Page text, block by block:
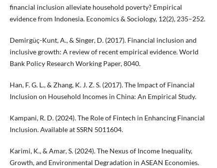
financial inclusion alleviate household poverty? Empirical
evidence from Indonesia. Economics & Sociology, 12(2), 235–252.
Demirgüç-Kunt, A., & Singer, D. (2017). Financial inclusion and
inclusive growth: A review of recent empirical evidence. World
Bank Policy Research Working Paper, 8040.
Han, F. G. L., & Zhang, K. J. Z. S. (2017). The Impact of Financial
Inclusion on Household Incomes in China: An Empirical Study.
Kampani, R. D. (2024). The Role of Fintech in Enhancing Financial
Inclusion. Available at SSRN 5011604.
Karimi, K., & Amar, S. (2024). The Nexus of Income Inequality,
Growth, and Environmental Degradation in ASEAN Economies.